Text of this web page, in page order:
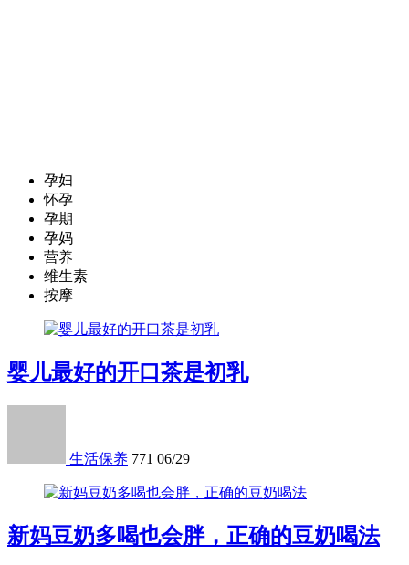
孕妇
怀孕
孕期
孕妈
营养
维生素
按摩
婴儿最好的开口茶是初乳
生活保养 771 06/29
新妈豆奶多喝也会胖，正确的豆奶喝法